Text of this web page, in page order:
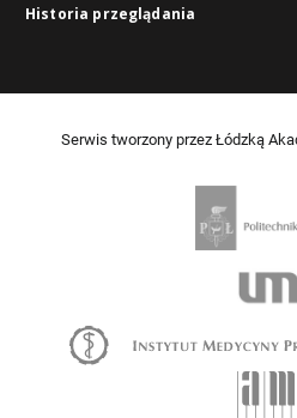
Historia przeglądania
Serwis tworzony przez Łódzką